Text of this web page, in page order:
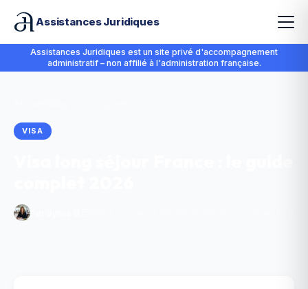
Assistances Juridiques
Assistances Juridiques est un site privé d'accompagnement
administratif – non affilié à l'administration française.
VISA